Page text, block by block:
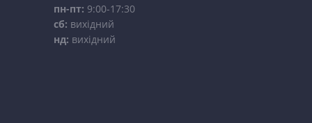
пн-пт: 9:00-17:30
сб: вихідний
нд: вихідний